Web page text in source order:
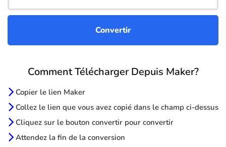
Comment Télécharger Depuis Maker?
Copier le lien Maker
Collez le lien que vous avez copié dans le champ ci-dessus
Cliquez sur le bouton convertir pour convertir
Attendez la fin de la conversion